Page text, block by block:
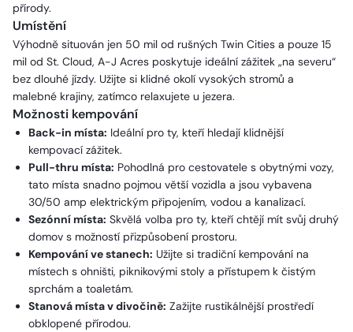
přírody.
Umístění
Výhodně situován jen 50 mil od rušných Twin Cities a pouze 15
mil od St. Cloud, A-J Acres poskytuje ideální zážitek „na severu“
bez dlouhé jízdy. Užijte si klidné okolí vysokých stromů a
malebné krajiny, zatímco relaxujete u jezera.
Možnosti kempování
Back-in místa: Ideální pro ty, kteří hledají klidnější
kempovací zážitek.
Pull-thru místa: Pohodlná pro cestovatele s obytnými vozy,
tato místa snadno pojmou větší vozidla a jsou vybavena
30/50 amp elektrickým připojením, vodou a kanalizací.
Sezónní místa: Skvělá volba pro ty, kteří chtějí mít svůj druhý
domov s možností přizpůsobení prostoru.
Kempování ve stanech: Užijte si tradiční kempování na
místech s ohništi, piknikovými stoly a přístupem k čistým
sprchám a toaletám.
Stanová místa v divočině: Zažijte rustikálnější prostředí
obklopené přírodou.